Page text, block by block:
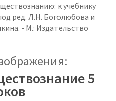
к учебнику
ред. Л.Н. Боголюбова и
- М.: Издательство
5